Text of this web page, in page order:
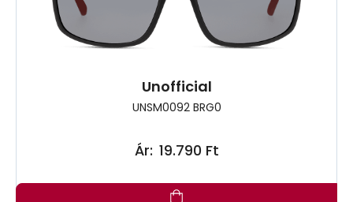
Unofficial
UNSM0092 BRG0
Ár: 19.790 Ft